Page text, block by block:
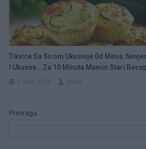
Tikvice Sa Sirom Ukusnije 0d Mesa,
I Ukusne… Za 10 Minuta Mamin Stari
Pretraga